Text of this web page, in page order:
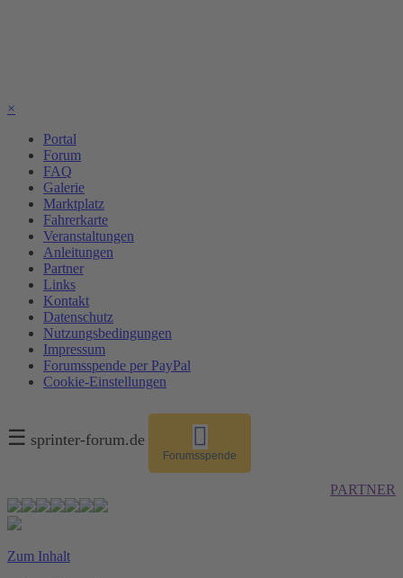
×
Portal
Forum
FAQ
Galerie
Marktplatz
Fahrerkarte
Veranstaltungen
Anleitungen
Partner
Links
Kontakt
Datenschutz
Nutzungsbedingungen
Impressum
Forumsspende per PayPal
Cookie-Einstellungen
☰ sprinter-forum.de
Forumsspende
PARTNER
Zum Inhalt